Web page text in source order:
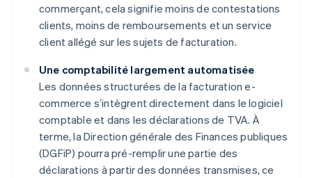
commerçant, cela signifie moins de contestations
clients, moins de remboursements et un service
client allégé sur les sujets de facturation.
Une comptabilité largement automatisée
Les données structurées de la facturation e-
commerce s’intègrent directement dans le logiciel
comptable et dans les déclarations de TVA. À
terme, la Direction générale des Finances publiques
(DGFiP) pourra pré-remplir une partie des
déclarations à partir des données transmises, ce